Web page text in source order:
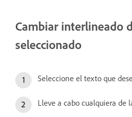
Cambiar interlineado
seleccionado
Seleccione el texto que
Lleve a cabo cualquiera de